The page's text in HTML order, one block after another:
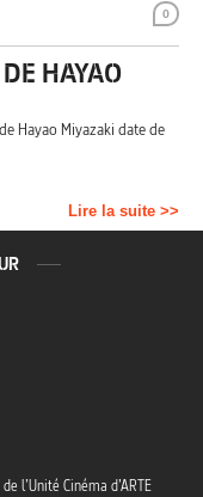
0
HAYAO
Hayao Miyazaki date de
Lire la suite >>
l’Unité Cinéma d’ARTE